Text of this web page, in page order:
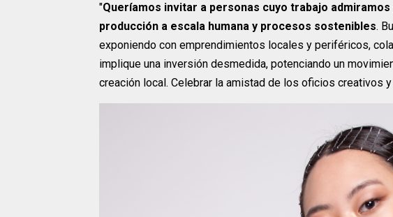
"Queríamos invitar a personas cuyo trabajo
producción a escala humana y procesos sostenibles.
exponiendo con emprendimientos locales y periféricos,
implique una inversión desmedida, potenciando un
creación local. Celebrar la amistad de los oficios creativos